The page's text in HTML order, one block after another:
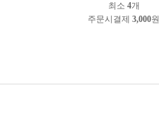
최소 4개
주문시결제 3,000원